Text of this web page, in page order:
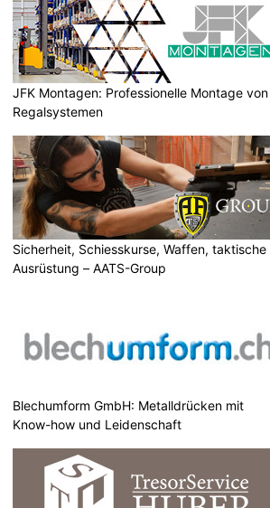
JFK Montagen: Professionelle Montage von
Regalsystemen
Sicherheit, Schiesskurse, Waffen, taktische
Ausrüstung – AATS-Group
Blechumform GmbH: Metalldrücken mit
Know-how und Leidenschaft